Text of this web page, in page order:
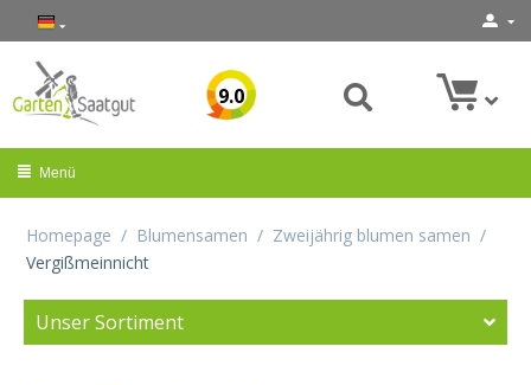
9.0
Menü
Homepage / Blumensamen / Zweijährig blumen samen /
Vergißmeinnicht
Unser Sortiment